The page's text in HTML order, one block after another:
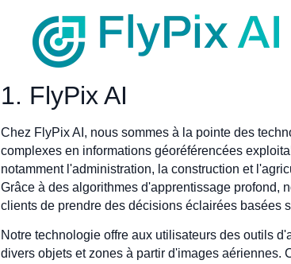
1. FlyPix AI
Chez FlyPix AI, nous sommes à la pointe des
complexes en informations géoréférencées
notamment l'administration, la construction et
Grâce à des algorithmes d'apprentissage profond,
clients de prendre des décisions éclairées basées
Notre technologie offre aux utilisateurs des outils
divers objets et zones à partir d'images